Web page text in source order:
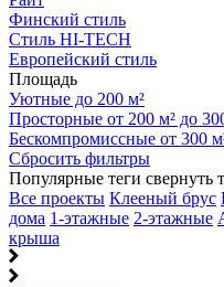
Финский стиль
Стиль HI-TECH
Европейский стиль
Площадь
Уютные до 200 м²
Просторные от 200 м² до
Бескомпромиссные от 300
Сбросить фильтры
Популярные теги свернуть
Все проекты Клееный брус
дома 1-этажные 2-этажные
крыша